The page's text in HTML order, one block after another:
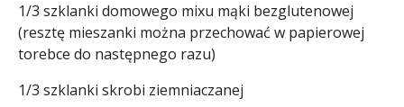
1/3 szklanki domowego mixu mąki bezglutenowej
(resztę mieszanki można przechować w papierowej
torebce do następnego razu)
1/3 szklanki skrobi ziemniaczanej